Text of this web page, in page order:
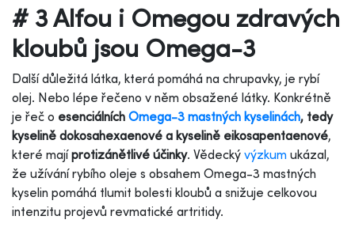
# 3 Alfou i Omegou zdravých
kloubů jsou Omega-3
Další důležitá látka, která pomáhá na chrupavky, je rybí
olej. Nebo lépe řečeno v něm obsažené látky. Konkrétně
je řeč o esenciálních Omega-3 mastných kyselinách, tedy
kyselině dokosahexaenové a kyselině eikosapentaenové,
které majíprotizánětlivé účinky. Vědecký výzkum ukázal,
že užívání rybího oleje s obsahem Omega-3 mastných
kyselin pomáhá tlumit bolesti kloubů a snižuje celkovou
intenzitu projevů revmatické artritidy.